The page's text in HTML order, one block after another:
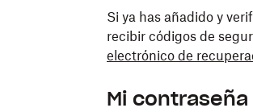
Si ya has añadido y
recibir códigos de
electrónico de
Mi